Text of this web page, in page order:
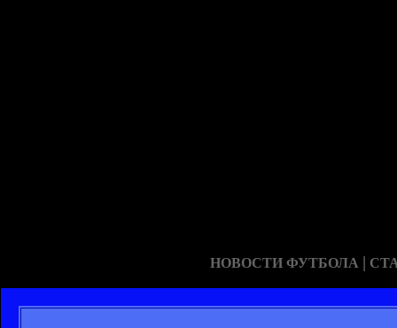
НОВОСТИ ФУТБОЛА |